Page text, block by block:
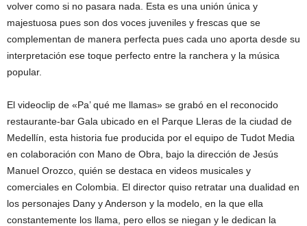
volver como si no pasara nada. Esta es una unión única y
majestuosa pues son dos voces juveniles y frescas que se
complementan de manera perfecta pues cada uno aporta desde su
interpretación ese toque perfecto entre la ranchera y la música
popular.
El videoclip de «Pa’ qué me llamas» se grabó en el reconocido
restaurante-bar Gala ubicado en el Parque Lleras de la ciudad de
Medellín, esta historia fue producida por el equipo de Tudot Media
en colaboración con Mano de Obra, bajo la dirección de Jesús
Manuel Orozco, quién se destaca en videos musicales y
comerciales en Colombia. El director quiso retratar una dualidad en
los personajes Dany y Anderson y la modelo, en la que ella
constantemente los llama, pero ellos se niegan y le dedican la